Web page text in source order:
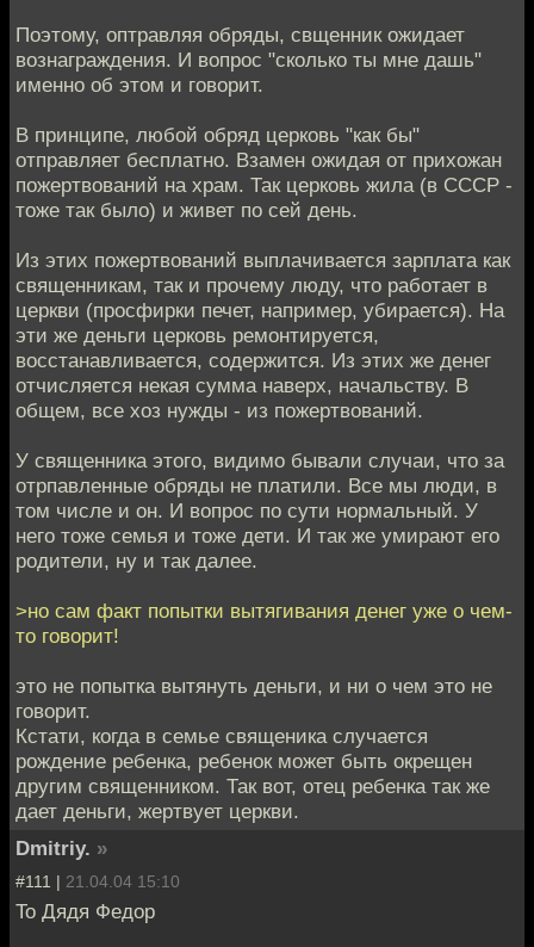
Поэтому, оптравляя обряды, свщенник ожидает
вознаграждения. И вопрос "сколько ты мне дашь"
именно об этом и говорит.
В принципе, любой обряд церковь "как бы"
отправляет бесплатно. Взамен ожидая от прихожан
пожертвований на храм. Так церковь жила (в СССР -
тоже так было) и живет по сей день.
Из этих пожертвований выплачивается зарплата как
священникам, так и прочему люду, что работает в
церкви (просфирки печет, например, убирается). На
эти же деньги церковь ремонтируется,
восстанавливается, содержится. Из этих же денег
отчисляется некая сумма наверх, начальству. В
общем, все хоз нужды - из пожертвований.
У священника этого, видимо бывали случаи, что за
отрпавленные обряды не платили. Все мы люди, в
том числе и он. И вопрос по сути нормальный. У
него тоже семья и тоже дети. И так же умирают его
родители, ну и так далее.
>но сам факт попытки вытягивания денег уже о чем-
то говорит!
это не попытка вытянуть деньги, и ни о чем это не
говорит.
Кстати, когда в семье священика случается
рождение ребенка, ребенок может быть окрещен
другим священником. Так вот, отец ребенка так же
дает деньги, жертвует церкви.
Dmitriy. »
#111 | 21.04.04 15:10
To Дядя Федор